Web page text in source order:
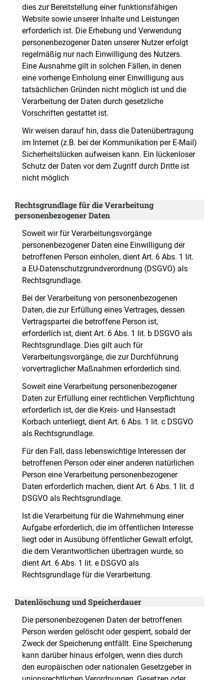
dies zur Bereitstellung einer funktionsfähigen
Website sowie unserer Inhalte und Leistungen
erforderlich ist. Die Erhebung und Verwendung
personenbezogener Daten unserer Nutzer erfolgt
regelmäßig nur nach Einwilligung des Nutzers.
Eine Ausnahme gilt in solchen Fällen, in denen
eine vorherige Einholung einer Einwilligung aus
tatsächlichen Gründen nicht möglich ist und die
Verarbeitung der Daten durch gesetzliche
Vorschriften gestattet ist.
Wir weisen darauf hin, dass die Datenübertragung
im Internet (z.B. bei der Kommunikation per E-Mail)
Sicherheitslücken aufweisen kann. Ein lückenloser
Schutz der Daten vor dem Zugriff durch Dritte ist
nicht möglich
Rechtsgrundlage für die Verarbeitung
personenbezogener Daten
Soweit wir für Verarbeitungsvorgänge
personenbezogener Daten eine Einwilligung der
betroffenen Person einholen, dient Art. 6 Abs. 1 lit.
a EU-Datenschutzgrundverordnung (DSGVO) als
Rechtsgrundlage.
Bei der Verarbeitung von personenbezogenen
Daten, die zur Erfüllung eines Vertrages, dessen
Vertragspartei die betroffene Person ist,
erforderlich ist, dient Art. 6 Abs. 1 lit. b DSGVO als
Rechtsgrundlage. Dies gilt auch für
Verarbeitungsvorgänge, die zur Durchführung
vorvertraglicher Maßnahmen erforderlich sind.
Soweit eine Verarbeitung personenbezogener
Daten zur Erfüllung einer rechtlichen Verpflichtung
erforderlich ist, der die Kreis- und Hansestadt
Korbach unterliegt, dient Art. 6 Abs. 1 lit. c DSGVO
als Rechtsgrundlage.
Für den Fall, dass lebenswichtige Interessen der
betroffenen Person oder einer anderen natürlichen
Person eine Verarbeitung personenbezogener
Daten erforderlich machen, dient Art. 6 Abs. 1 lit. d
DSGVO als Rechtsgrundlage.
Ist die Verarbeitung für die Wahrnehmung einer
Aufgabe erforderlich, die im öffentlichen Interesse
liegt oder in Ausübung öffentlicher Gewalt erfolgt,
die dem Verantwortlichen übertragen wurde, so
dient Art. 6 Abs. 1 lit. e DSGVO als
Rechtsgrundlage für die Verarbeitung.
Datenlöschung und Speicherdauer
Die personenbezogenen Daten der betroffenen
Person werden gelöscht oder gesperrt, sobald der
Zweck der Speicherung entfällt. Eine Speicherung
kann darüber hinaus erfolgen, wenn dies durch
den europäischen oder nationalen Gesetzgeber in